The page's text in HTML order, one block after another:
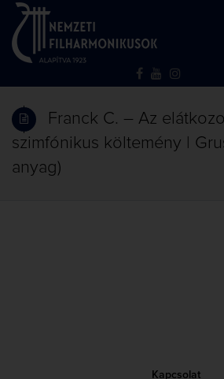
Franck C. – Az
szimfónikus költemény |
anyag)
Kapcsolat